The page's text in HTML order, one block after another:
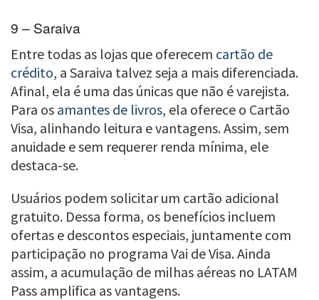
9 – Saraiva
Entre todas as lojas que oferecem cartão de
crédito, a Saraiva talvez seja a mais diferenciada.
Afinal, ela é uma das únicas que não é varejista.
Para os amantes de livros, ela oferece o Cartão
Visa, alinhando leitura e vantagens. Assim, sem
anuidade e sem requerer renda mínima, ele
destaca-se.
Usuários podem solicitar um cartão adicional
gratuito. Dessa forma, os benefícios incluem
ofertas e descontos especiais, juntamente com
participação no programa Vai de Visa. Ainda
assim, a acumulação de milhas aéreas no LATAM
Pass amplifica as vantagens.